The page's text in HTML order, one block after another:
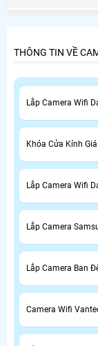
THÔNG TIN VỀ
Lắp Camera Wifi
Khóa Cửa Kính Giá
Lắp Camera Wifi
Lắp Camera
Lắp Camera Ban
Camera Wifi